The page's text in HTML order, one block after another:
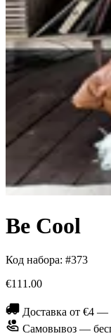
Be Cool
Код набора: #373
€111.00
Доставка от €4 —
Самовывоз —